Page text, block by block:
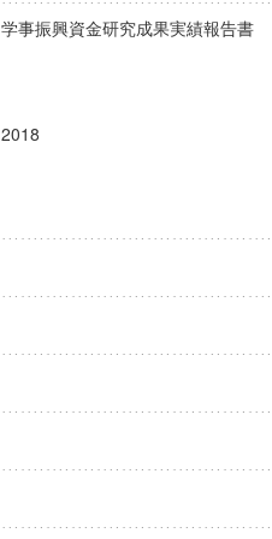
学事振興資金研究成果実績報告
2018